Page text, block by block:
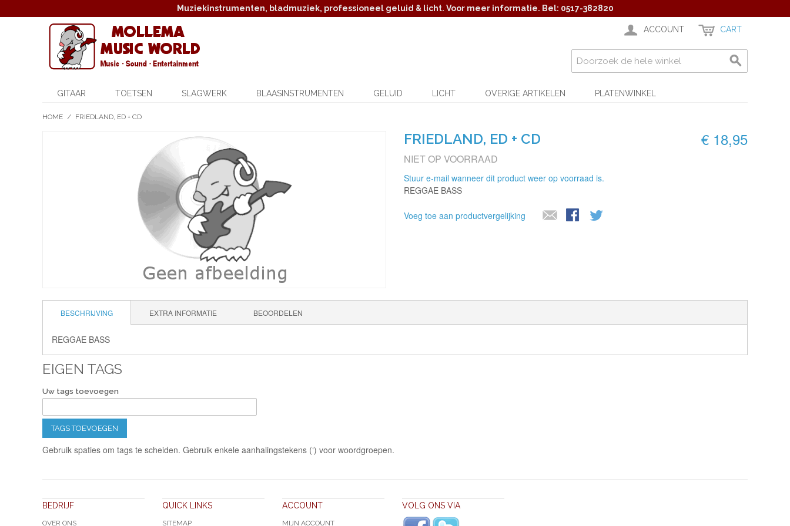
Muziekinstrumenten, bladmuziek, professioneel geluid & licht. Voor meer informatie. Bel: 0517-382820
ACCOUNT CART
GITAAR TOETSEN SLAGWERK BLAASINSTRUMENTEN GELUID LICHT OVERIGE ARTIKELEN PLATENWINKEL
HOME / FRIEDLAND, ED + CD
FRIEDLAND, ED + CD € 18,95
NIET OP VOORRAAD
Stuur e-mail wanneer dit product weer op voorraad is.
REGGAE BASS
Voeg toe aan productvergelijking
BESCHRIJVING EXTRA INFORMATIE BEOORDELEN
REGGAE BASS
EIGEN TAGS
Uw tags toevoegen
TAGS TOEVOEGEN
Gebruik spaties om tags te scheiden. Gebruik enkele aanhalingstekens (‘) voor woordgroepen.
BEDRIJF
OVER ONS
QUICK LINKS
SITEMAP
ACCOUNT
MIJN ACCOUNT
VOLG ONS VIA